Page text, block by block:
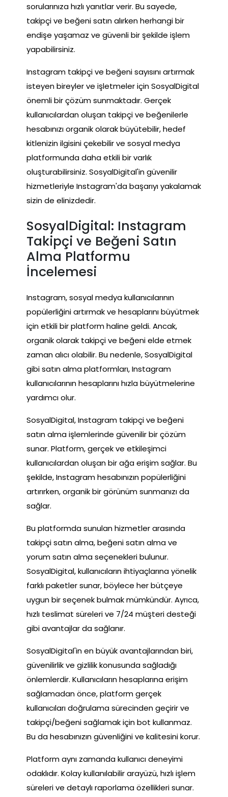
sorularınıza hızlı yanıtlar verir. Bu sayede,
takipçi ve beğeni satın alırken herhangi bir
endişe yaşamaz ve güvenli bir şekilde işlem
yapabilirsiniz.
Instagram takipçi ve beğeni sayısını artırmak
isteyen bireyler ve işletmeler için SosyalDigital
önemli bir çözüm sunmaktadır. Gerçek
kullanıcılardan oluşan takipçi ve beğenilerle
hesabınızı organik olarak büyütebilir, hedef
kitlenizin ilgisini çekebilir ve sosyal medya
platformunda daha etkili bir varlık
oluşturabilirsiniz. SosyalDigital'in güvenilir
hizmetleriyle Instagram'da başarıyı yakalamak
sizin de elinizdedir.
SosyalDigital: Instagram
Takipçi ve Beğeni Satın
Alma Platformu
İncelemesi
Instagram, sosyal medya kullanıcılarının
popülerliğini artırmak ve hesaplarını büyütmek
için etkili bir platform haline geldi. Ancak,
organik olarak takipçi ve beğeni elde etmek
zaman alıcı olabilir. Bu nedenle, SosyalDigital
gibi satın alma platformları, Instagram
kullanıcılarının hesaplarını hızla büyütmelerine
yardımcı olur.
SosyalDigital, Instagram takipçi ve beğeni
satın alma işlemlerinde güvenilir bir çözüm
sunar. Platform, gerçek ve etkileşimci
kullanıcılardan oluşan bir ağa erişim sağlar. Bu
şekilde, Instagram hesabınızın popülerliğini
artırırken, organik bir görünüm sunmanızı da
sağlar.
Bu platformda sunulan hizmetler arasında
takipçi satın alma, beğeni satın alma ve
yorum satın alma seçenekleri bulunur.
SosyalDigital, kullanıcıların ihtiyaçlarına yönelik
farklı paketler sunar, böylece her bütçeye
uygun bir seçenek bulmak mümkündür. Ayrıca,
hızlı teslimat süreleri ve 7/24 müşteri desteği
gibi avantajlar da sağlanır.
SosyalDigital'in en büyük avantajlarından biri,
güvenilirlik ve gizlilik konusunda sağladığı
önlemlerdir. Kullanıcıların hesaplarına erişim
sağlamadan önce, platform gerçek
kullanıcıları doğrulama sürecinden geçirir ve
takipçi/beğeni sağlamak için bot kullanmaz.
Bu da hesabınızın güvenliğini ve kalitesini korur.
Platform aynı zamanda kullanıcı deneyimi
odaklıdır. Kolay kullanılabilir arayüzü, hızlı işlem
süreleri ve detaylı raporlama özellikleri sunar.